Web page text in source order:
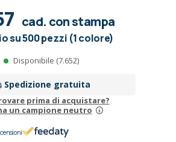
cad. con stampa
su 500 pezzi (1 colore)
Disponibile (7.652)
Spedizione gratuita
prima di acquistare?
un campione neutro